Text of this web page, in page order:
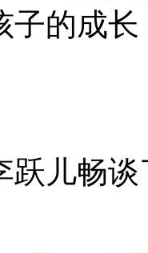
子的成
跃儿畅